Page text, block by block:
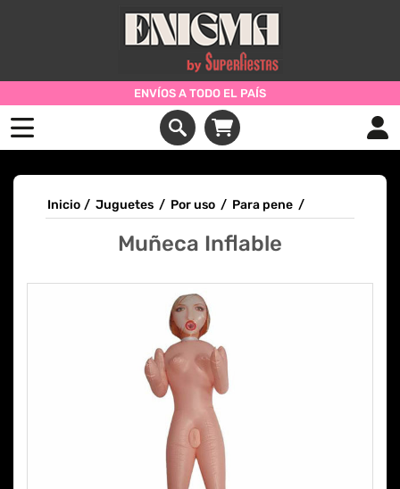
ENVÍOS A TODO EL PAÍS
Inicio / Juguetes / Por uso / Para pene /
Muñeca Inflable